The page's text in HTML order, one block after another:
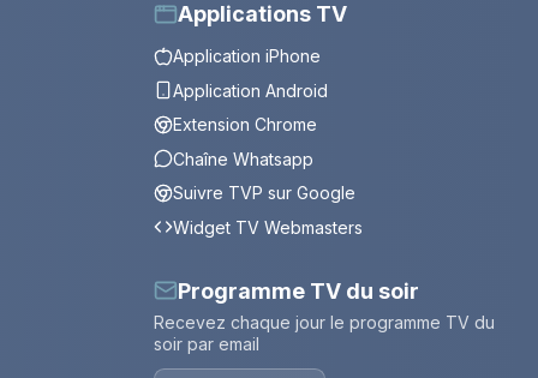
Applications TV
Application iPhone
Application Android
Extension Chrome
Chaîne Whatsapp
Suivre TVP sur Google
Widget TV Webmasters
Programme TV du soir
Recevez chaque jour le programme TV du
soir par email